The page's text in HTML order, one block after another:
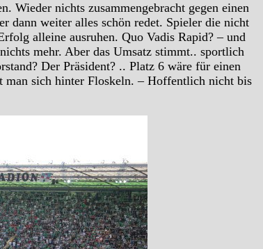
Wieder nichts zusammengebracht gegen einen
dann weiter alles schön redet. Spieler die nicht
alleine ausruhen. Quo Vadis Rapid? – und
mehr. Aber das Umsatz stimmt.. sportlich
Der Präsident? .. Platz 6 wäre für einen
man sich hinter Floskeln. – Hoffentlich nicht bis